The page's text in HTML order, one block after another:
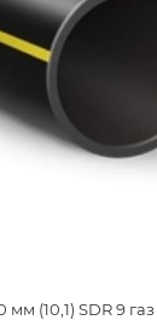
(10,1) SDR 9 газ